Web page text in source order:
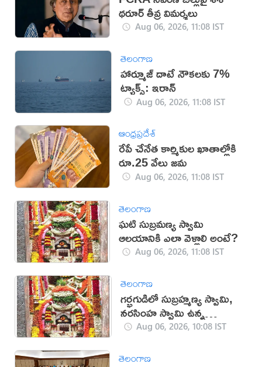
థరూర్ తీవ్ర విమర్శలు
Aug 06, 2026, 11:08 IST
తెలంగాణ
హార్మూజ్ దాటే నౌకలకు 7%
ట్యాక్స్: ఇరాన్
Aug 06, 2026, 11:08 IST
ఆంధ్రప్రదేశ్
రేపే చేనేత కార్మికుల ఖాతాల్లోకి
రూ.25 వేలు జమ
Aug 06, 2026, 11:08 IST
తెలంగాణ
ఘటి సుబ్రమణ్య స్వామి
ఆలయానికి ఎలా వెళ్లాలి అంటే?
Aug 06, 2026, 11:08 IST
తెలంగాణ
గర్భగుడిలో సుబ్రహ్మణ్య స్వామి,
నరసింహ స్వామి ఉన్న
దేవాలయం ఇదే
Aug 06, 2026, 10:08 IST
తెలంగాణ